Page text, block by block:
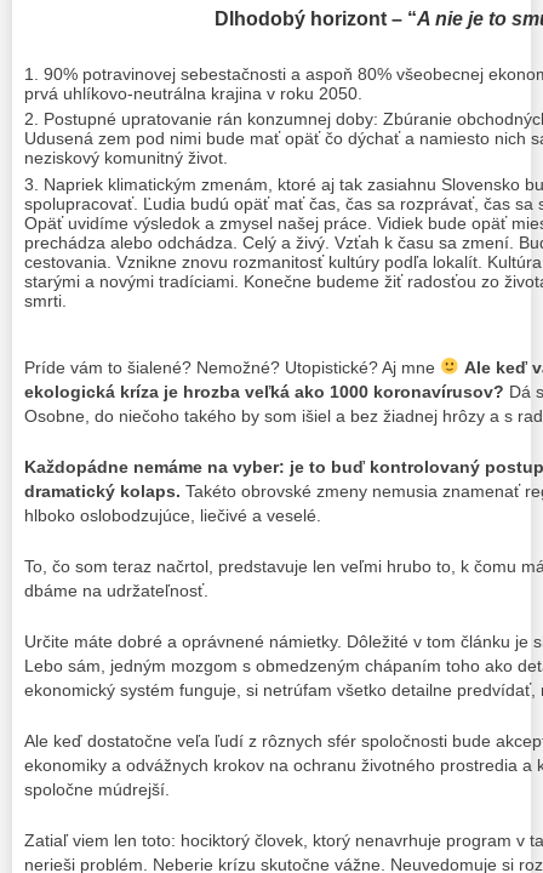
Dlhodobý horizont – “A nie je to
90% potravinovej sebestačnosti a aspoň 80% všeobecnej
prvá uhlíkovo-neutrálna krajina v roku 2050.
Postupné upratovanie rán konzumnej doby: Zbúranie
Udusená zem pod nimi bude mať opäť čo dýchať a namiesto nich
neziskový komunitný život.
Napriek klimatickým zmenám, ktoré aj tak zasiahnu Slovensko
spolupracovať. Ľudia budú opäť mať čas, čas sa rozprávať, čas sa
Opäť uvidíme výsledok a zmysel našej práce. Vidiek bude opäť
prechádza alebo odchádza. Celý a živý. Vzťah k času sa zmení.
cestovania. Vznikne znovu rozmanitosť kultúry podľa lokalít.
starými a novými tradíciami. Konečne budeme žiť radosťou zo
smrti.
Príde vám to šialené? Nemožné? Utopistické? Aj mne
Ale keď
ekologická kríza je hrozba veľká ako 1000 koronavírusov? Dá
Osobne, do niečoho takého by som išiel a bez žiadnej hrôzy a s
Každopádne nemáme na vyber: je to buď kontrolovaný
dramatický kolaps. Takéto obrovské zmeny nemusia znamenať
hlboko oslobodzujúce, liečivé a veselé.
To, čo som teraz načrtol, predstavuje len veľmi hrubo to, k čomu
dbáme na udržateľnosť.
Určite máte dobré a oprávnené námietky. Dôležité v tom článku je
Lebo sám, jedným mozgom s obmedzeným chápaním toho ako
ekonomický systém funguje, si netrúfam všetko detailne
Ale keď dostatočne veľa ľudí z rôznych sfér spoločnosti bude
ekonomiky a odvážnych krokov na ochranu životného prostredia a
spoločne múdrejší.
Zatiaľ viem len toto: hociktorý človek, ktorý nenavrhuje program v
nerieši problém. Neberie krízu skutočne vážne. Neuvedomuje si